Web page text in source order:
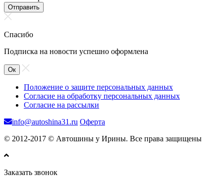
Отправить
Спасибо
Подписка на новости успешно оформлена
Ок
Положение о защите персональных данных
Согласие на обработку персональных данных
Согласие на рассылки
info@autoshina31.ru Оферта
© 2012-2017 © Автошины у Ирины. Все права защищены
Заказать звонок